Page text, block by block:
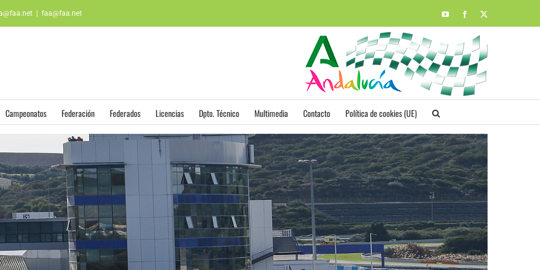
faa@faa.net YouTubeFacebook
Campeonatos Federación Federados Licencias Dpto. Técnico Multimedia Contacto Política de cookies (UE)